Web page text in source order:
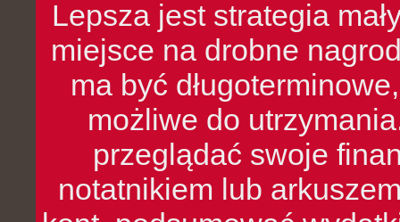
Lepsza jest strategia
miejsce na drobne
ma być
możliwe do
przeglądać swoje
notatnikiem lub